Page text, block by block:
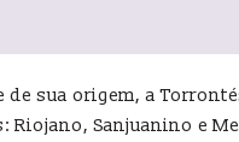
de sua origem, a
Riojano, Sanjuanino e